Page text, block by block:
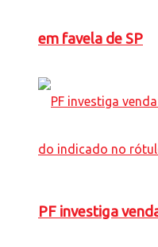
em favela de SP
PF investiga